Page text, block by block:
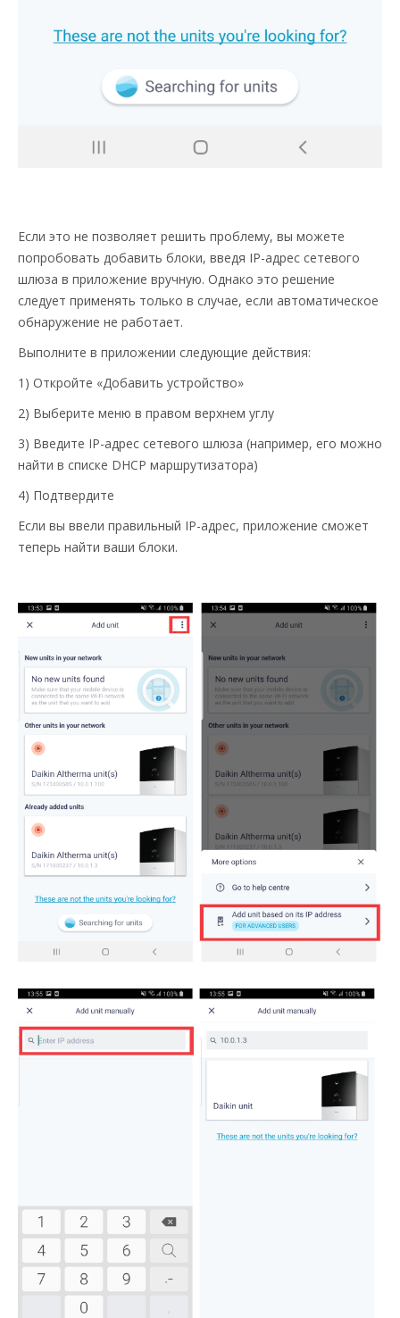
Если это не позволяет решить проблему, вы можете
попробовать добавить блоки, введя IP-адрес сетевого
шлюза в приложение вручную. Однако это решение
следует применять только в случае, если автоматическое
обнаружение не работает.
Выполните в приложении следующие действия:
1) Откройте «Добавить устройство»
2) Выберите меню в правом верхнем углу
3) Введите IP-адрес сетевого шлюза (например, его можно
найти в списке DHCP маршрутизатора)
4) Подтвердите
Если вы ввели правильный IP-адрес, приложение сможет
теперь найти ваши блоки.